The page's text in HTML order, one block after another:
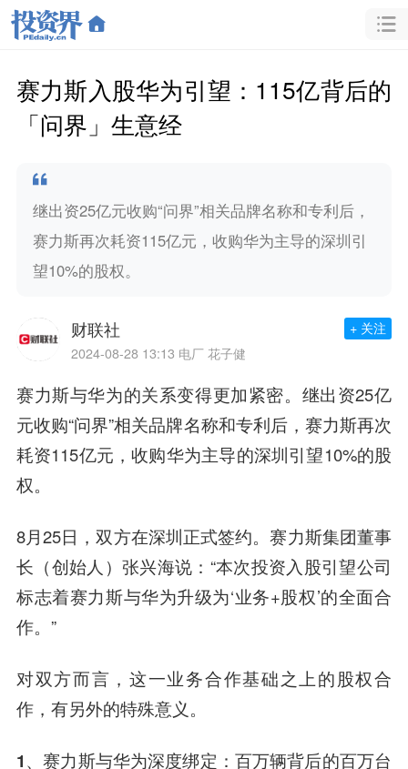
赛力斯入股华为引望：115亿背后的
「问界」生意经
继出资25亿元收购“问界”相关品牌名称和专利后，
赛力斯再次耗资115亿元，收购华为主导的深圳引
望10%的股权。
财联社
2024-08-28 13:13 电厂 花子健
+ 关注
赛力斯与华为的关系变得更加紧密。继出资25亿
元收购“问界”相关品牌名称和专利后，赛力斯再次
耗资115亿元，收购华为主导的深圳引望10%的股
权。
8月25日，双方在深圳正式签约。赛力斯集团董事
长（创始人）张兴海说：“本次投资入股引望公司
标志着赛力斯与华为升级为‘业务+股权’的全面合
作。”
对双方而言，这一业务合作基础之上的股权合
作，有另外的特殊意义。
1、赛力斯与华为深度绑定：百万辆背后的百万台